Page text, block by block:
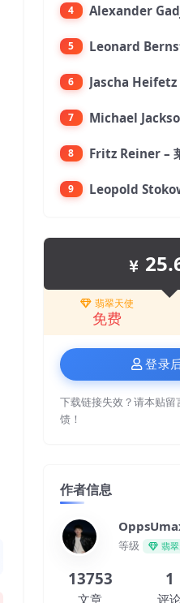
4
5
6
7
8
9
翡翠天使
免费
登录
下载链接失效？请本贴留
馈！
作者信息
等级 翡
13753
文章
1
评论